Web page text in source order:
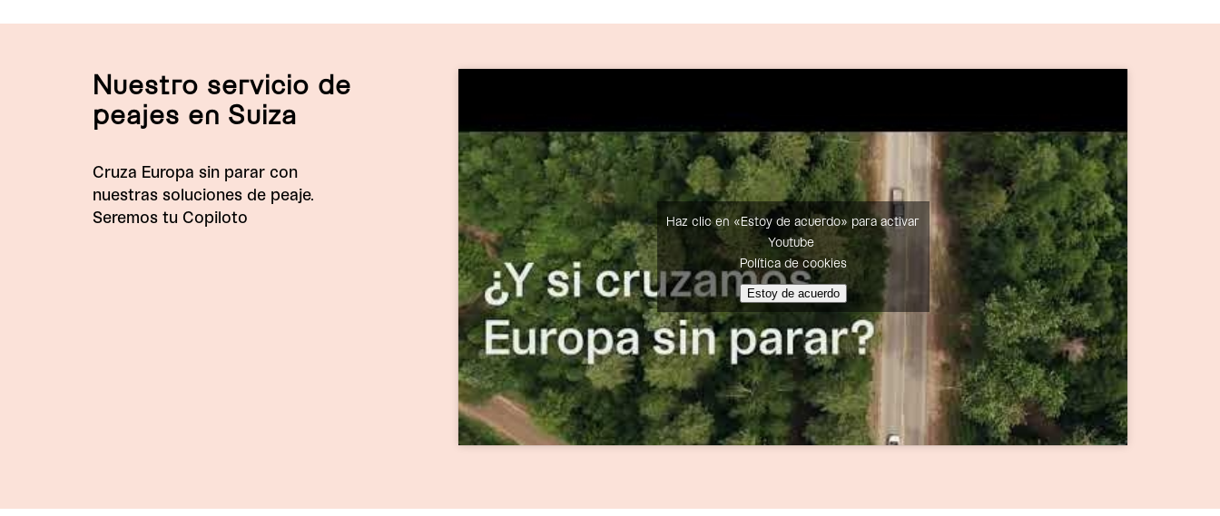
Nuestro servicio de
peajes en Suiza
Cruza Europa sin parar con
nuestras soluciones de peaje.
Seremos tu Copiloto
Haz clic en «Estoy de acuerdo» para activar
Youtube
Política de cookies
Estoy de acuerdo